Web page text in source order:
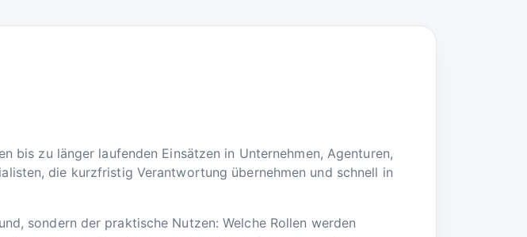
bis zu länger laufenden Einsätzen in Unternehmen, Agenturen,
die kurzfristig Verantwortung übernehmen und schnell in
sondern der praktische Nutzen: Welche Rollen werden